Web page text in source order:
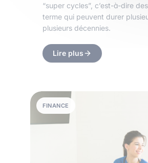
“super cycles”, c’est-à-dire
terme qui peuvent durer
plusieurs décennies.
Lire plus
FINANCE